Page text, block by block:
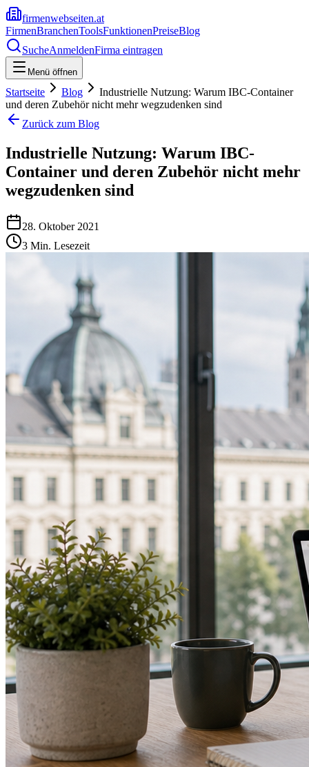
firmenwebseiten.at
FirmenBranchenToolsFunktionenPreiseBlog
SucheAnmeldenFirma eintragen
Menü öffnen
Startseite Blog
Industrielle Nutzung: Warum IBC-Container
und deren Zubehör nicht mehr wegzudenken sind
Zurück zum Blog
Industrielle Nutzung: Warum IBC-
Container und deren Zubehör nicht mehr
wegzudenken sind
28. Oktober 2021
3 Min. Lesezeit